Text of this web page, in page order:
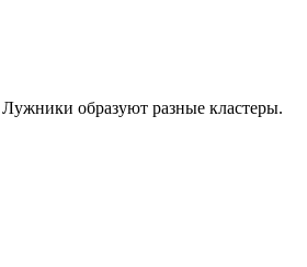
образуют разные кластеры.